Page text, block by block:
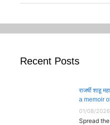
Recent Posts
राजर्षी शाहू
a memoir
01/08/2026
Spread the